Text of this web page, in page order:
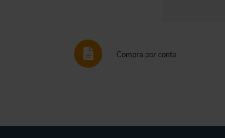
Compra por conta